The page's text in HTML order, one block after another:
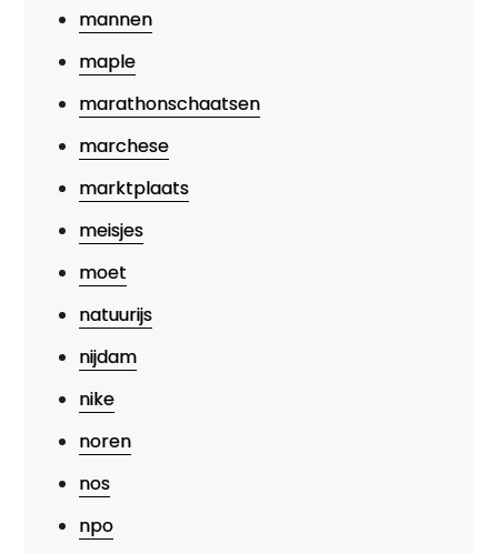
mannen
maple
marathonschaatsen
marchese
marktplaats
meisjes
moet
natuurijs
nijdam
nike
noren
nos
npo